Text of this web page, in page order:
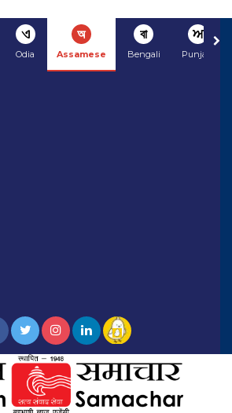
ଏ
Odia
অ
Assamese
বা
Bengali
ਅ
Punjabi